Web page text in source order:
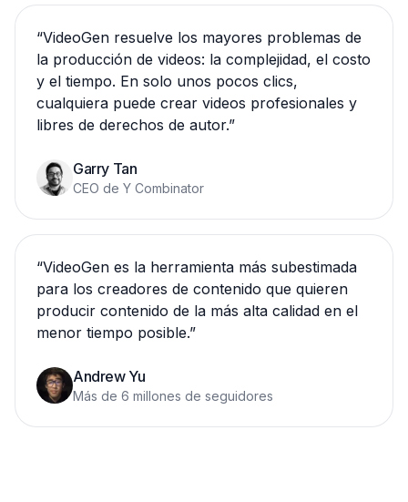
“VideoGen resuelve los mayores problemas de
la producción de videos: la complejidad, el costo
y el tiempo. En solo unos pocos clics,
cualquiera puede crear videos profesionales y
libres de derechos de autor.”
Garry Tan
CEO de Y Combinator
“VideoGen es la herramienta más subestimada
para los creadores de contenido que quieren
producir contenido de la más alta calidad en el
menor tiempo posible.”
Andrew Yu
Más de 6 millones de seguidores